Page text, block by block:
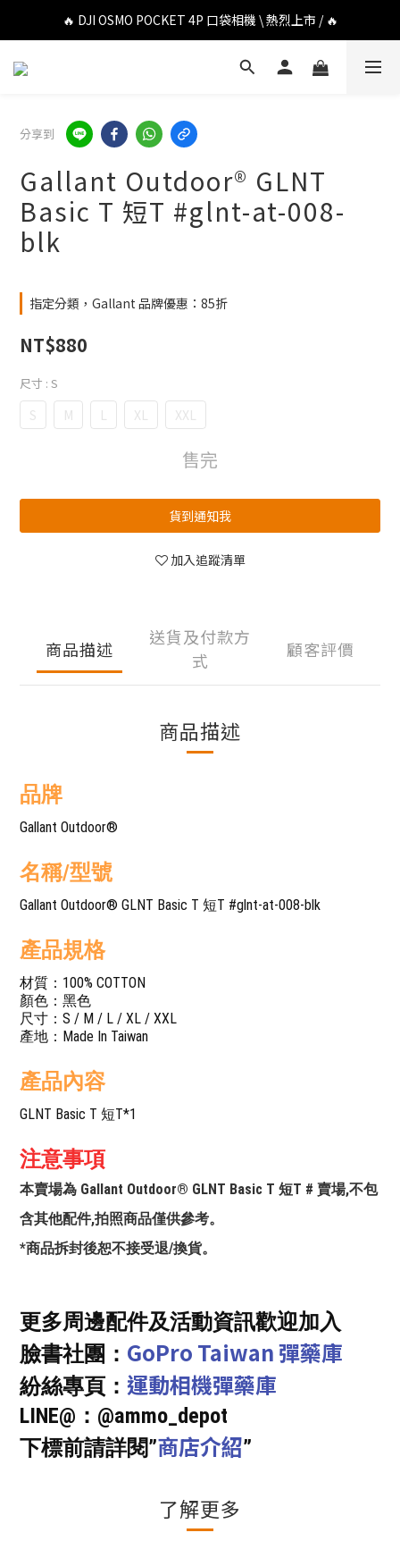
🔥 DJI OSMO POCKET 4P 口袋相機 \ 熱烈上市 / 🔥
🔥 DJI OSMO POCKET 4P 口袋相機 \ 熱烈上市 / 🔥
🔥 Insta360 Luna Ultra 雲台相機 \ 熱烈上市 / 🔥
🔥 DJI OSMO POCKET 4P 口袋相機 \ 熱烈上市 / 🔥
分享到
Gallant Outdoor®️ GLNT
Basic T 短T #glnt-at-008-
blk
指定分類，Gallant 品牌優惠：85折
NT$880
尺寸 : S
S M L XL XXL
售完
貨到通知我
加入追蹤清單
商品描述
送貨及付款方
式
顧客評價
商品描述
品牌
Gallant Outdoor®️
名稱/型號
Gallant Outdoor®️ GLNT Basic T 短T #glnt-at-008-blk
產品規格
材質：100% COTTON
顏色：黑色
尺寸：S / M / L / XL / XXL
產地：Made In Taiwan
產品內容
GLNT Basic T 短T*1
注意事項
本賣場為 Gallant Outdoor®️ GLNT Basic T 短T # 賣場,不包
含其他配件,拍照商品僅供參考。
*商品拆封後恕不接受退/換貨。
更多周邊配件及活動資訊歡迎加入
臉書社團： GoPro Taiwan 彈藥庫
紛絲專頁： 運動相機彈藥庫
LINE@：@ammo_depot
下標前請詳閱”商店介紹”
了解更多